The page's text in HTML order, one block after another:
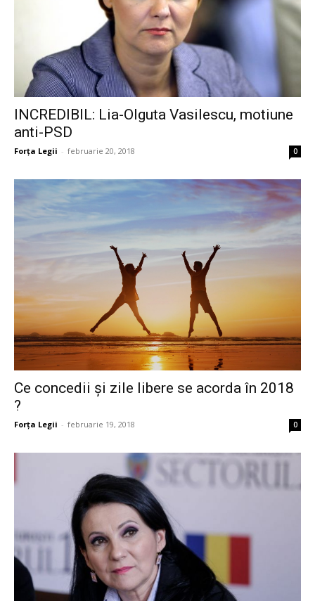
INCREDIBIL: Lia-Olguta Vasilescu, motiune
anti-PSD
Forța Legii - februarie 20, 2018 0
Ce concedii și zile libere se acorda în 2018
?
Forța Legii - februarie 19, 2018 0